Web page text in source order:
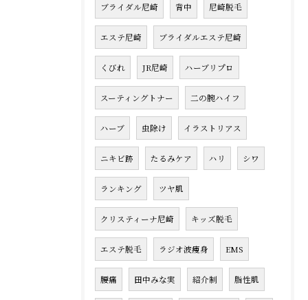
ブライダル尼崎 背中 尼崎脱毛
エステ尼崎 ブライダルエステ尼崎
くびれ JR尼崎 ハーブリプロ
スーティングトナー 二の腕ハイフ
ハーブ 虫除け イラストリアス
ニキビ跡 たるみケア ハリ シワ
ランキング ツヤ肌
クリスティーナ尼崎 キッズ脱毛
エステ脱毛 ラジオ波痩身 EMS
腰痛 田中みな実 紹介制 脂性肌